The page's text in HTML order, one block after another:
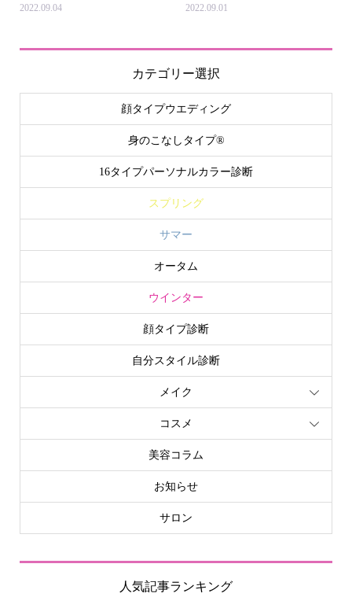
2022.09.04 2022.09.01
カテゴリー選択
顔タイプウエディング
身のこなしタイプ®
16タイプパーソナルカラー診断
スプリング
サマー
オータム
ウインター
顔タイプ診断
自分スタイル診断
メイク
コスメ
美容コラム
お知らせ
サロン
人気記事ランキング